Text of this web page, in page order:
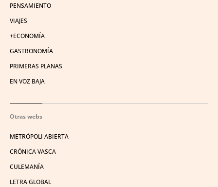
PENSAMIENTO
VIAJES
+ECONOMÍA
GASTRONOMÍA
PRIMERAS PLANAS
EN VOZ BAJA
Otras webs
METRÓPOLI ABIERTA
CRÓNICA VASCA
CULEMANÍA
LETRA GLOBAL